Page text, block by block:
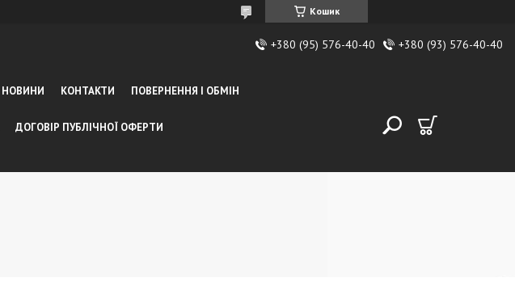
Кошик
+380 (95) 576-40-40 +380 (93) 576-40-40
НОВИНИ КОНТАКТИ ПОВЕРНЕННЯ І ОБМІН
ДОГОВІР ПУБЛІЧНОЇ ОФЕРТИ